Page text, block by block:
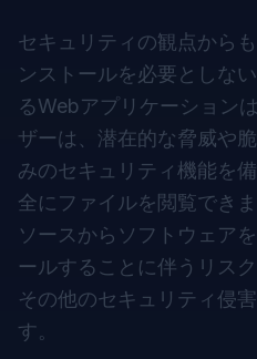
セキュリティの観点から
ンストールを必要としな
るWebアプリケーション
ザーは、潜在的な脅威や
みのセキュリティ機能を
全にファイルを閲覧でき
ソースからソフトウェア
ールすることに伴うリス
その他のセキュリティ侵
す。